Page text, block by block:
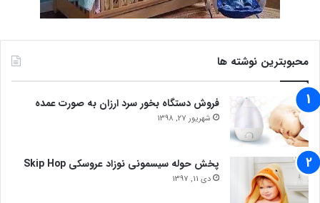
محبوبترین نوشته ها
فروش دستگاه بخور سرد ارزان به صورت عمده
شهریور 27, 1398
پخش حوله سیسمونی نوزاد عروسکی Skip Hop
دی 11, 1397